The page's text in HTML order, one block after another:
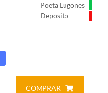
Poeta Lugones
Deposito
COMPRAR